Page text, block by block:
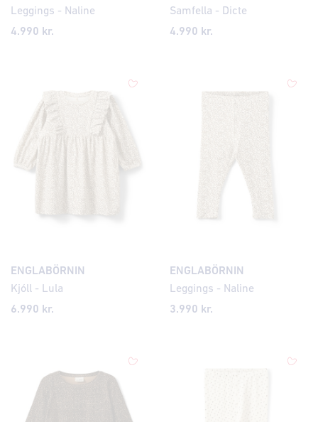
Leggings - Naline
4.990 kr.
Samfella - Dicte
4.990 kr.
ENGLABÖRNIN
Kjóll - Lula
6.990 kr.
ENGLABÖRNIN
Leggings - Naline
3.990 kr.